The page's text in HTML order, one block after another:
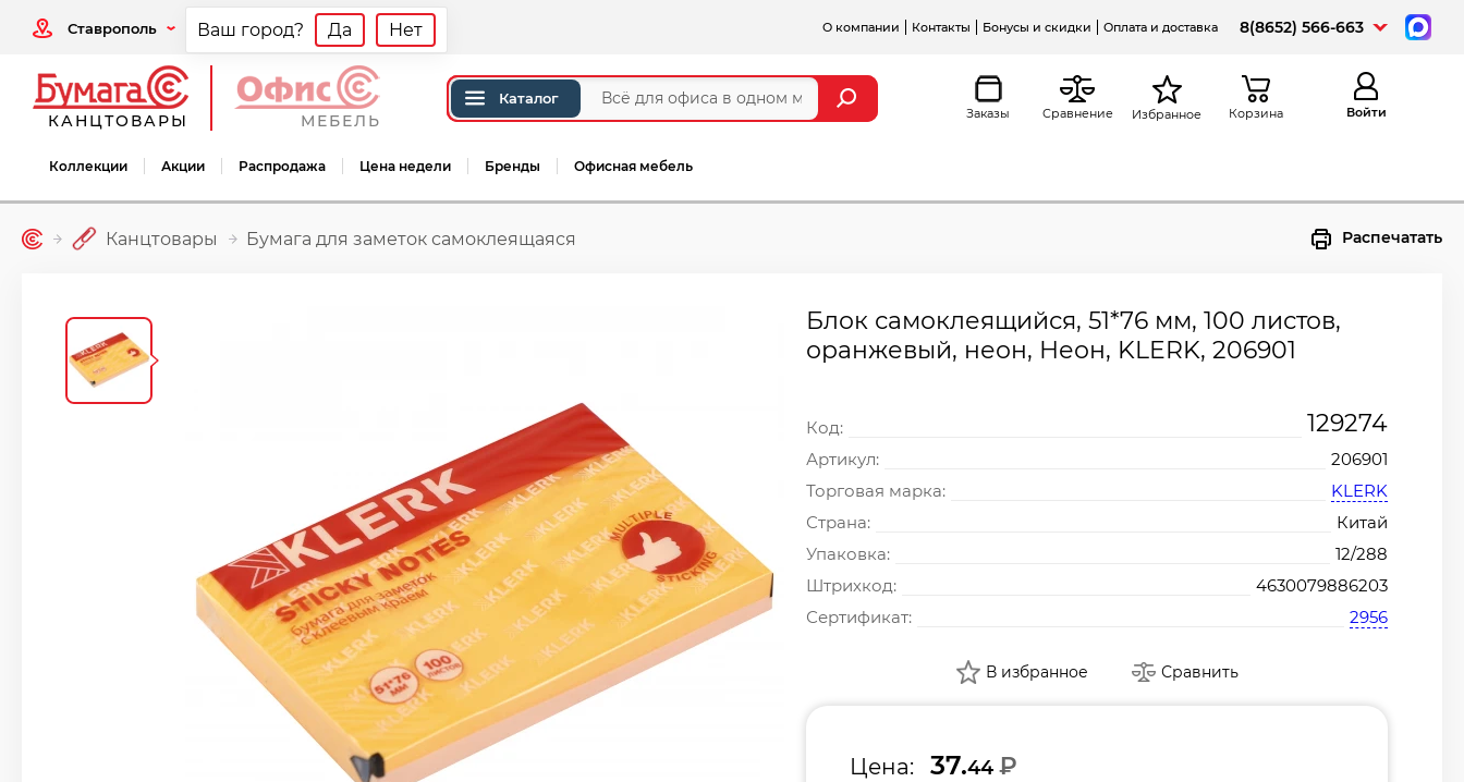
Ставрополь Ваш город? Да Нет О компании Контакты Бонусы и скидки Оплата и доставка 8(8652) 566-663
КАНЦТОВАРЫ МЕБЕЛЬ
Каталог
Заказы Сравнение Избранное Корзина Войти
Коллекции Акции Распродажа Цена недели Бренды Офисная мебель
Канцтовары Бумага для заметок самоклеящаяся Распечатать
Блок самоклеящийся, 51*76 мм, 100 листов,
оранжевый, неон, Неон, KLERK, 206901
Код: 129274
Артикул:
206901
Торговая марка:
KLERK
Страна:
Китай
Упаковка:
12/288
Штрихкод:
4630079886203
Сертификат:
2956
В избранное Сравнить
Цена: 37.44 ₽